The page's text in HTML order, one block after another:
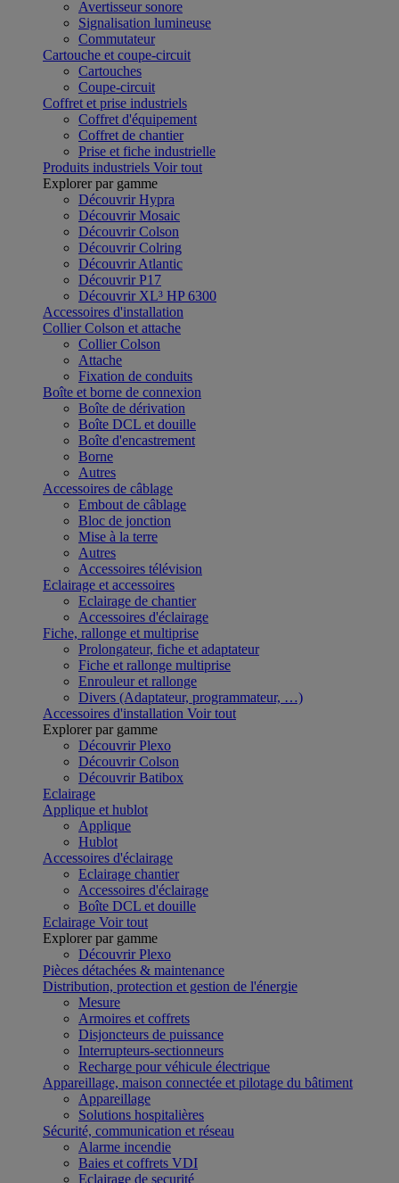
Avertisseur sonore
Signalisation lumineuse
Commutateur
Cartouche et coupe-circuit
Cartouches
Coupe-circuit
Coffret et prise industriels
Coffret d'équipement
Coffret de chantier
Prise et fiche industrielle
Produits industriels Voir tout
Explorer par gamme
Découvrir Hypra
Découvrir Mosaic
Découvrir Colson
Découvrir Colring
Découvrir Atlantic
Découvrir P17
Découvrir XL³ HP 6300
Accessoires d'installation
Collier Colson et attache
Collier Colson
Attache
Fixation de conduits
Boîte et borne de connexion
Boîte de dérivation
Boîte DCL et douille
Boîte d'encastrement
Borne
Autres
Accessoires de câblage
Embout de câblage
Bloc de jonction
Mise à la terre
Autres
Accessoires télévision
Eclairage et accessoires
Eclairage de chantier
Accessoires d'éclairage
Fiche, rallonge et multiprise
Prolongateur, fiche et adaptateur
Fiche et rallonge multiprise
Enrouleur et rallonge
Divers (Adaptateur, programmateur, …)
Accessoires d'installation Voir tout
Explorer par gamme
Découvrir Plexo
Découvrir Colson
Découvrir Batibox
Eclairage
Applique et hublot
Applique
Hublot
Accessoires d'éclairage
Eclairage chantier
Accessoires d'éclairage
Boîte DCL et douille
Eclairage Voir tout
Explorer par gamme
Découvrir Plexo
Pièces détachées & maintenance
Distribution, protection et gestion de l'énergie
Mesure
Armoires et coffrets
Disjoncteurs de puissance
Interrupteurs-sectionneurs
Recharge pour véhicule électrique
Appareillage, maison connectée et pilotage du bâtiment
Appareillage
Solutions hospitalières
Sécurité, communication et réseau
Alarme incendie
Baies et coffrets VDI
Eclairage de securité